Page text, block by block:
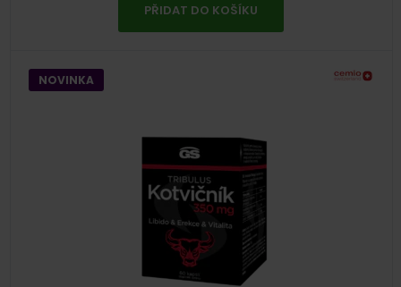
PŘIDAT DO KOŠÍKU
NOVINKA